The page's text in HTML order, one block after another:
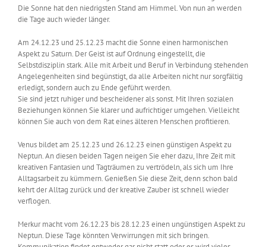
Die Sonne hat den niedrigsten Stand am Himmel. Von nun an werden
die Tage auch wieder länger.
Am 24.12.23 und 25.12.23 macht die Sonne einen harmonischen
Aspekt zu Saturn. Der Geist ist auf Ordnung eingestellt, die
Selbstdisziplin stark. Alle mit Arbeit und Beruf in Verbindung stehenden
Angelegenheiten sind begünstigt, da alle Arbeiten nicht nur sorgfältig
erledigt, sondern auch zu Ende geführt werden.
Sie sind jetzt ruhiger und bescheidener als sonst. Mit Ihren sozialen
Beziehungen können Sie klarer und aufrichtiger umgehen. Vielleicht
können Sie auch von dem Rat eines älteren Menschen profitieren.
Venus bildet am 25.12.23 und 26.12.23 einen günstigen Aspekt zu
Neptun. An diesen beiden Tagen neigen Sie eher dazu, Ihre Zeit mit
kreativen Fantasien und Tagträumen zu vertrödeln, als sich um Ihre
Alltagsarbeit zu kümmern. Genießen Sie diese Zeit, denn schon bald
kehrt der Alltag zurück und der kreative Zauber ist schnell wieder
verflogen.
Merkur macht vom 26.12.23 bis 28.12.23 einen ungünstigen Aspekt zu
Neptun. Diese Tage könnten Verwirrungen mit sich bringen.